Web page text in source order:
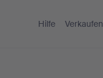
Hilfe Verkaufen